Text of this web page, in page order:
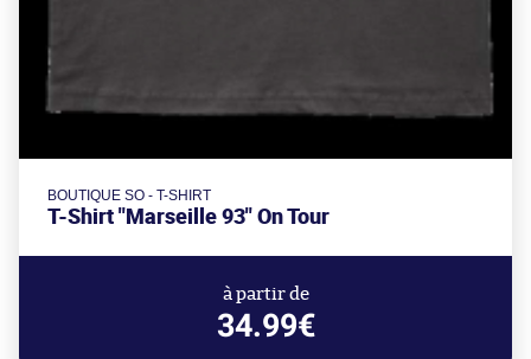
BOUTIQUE SO - T-SHIRT
T-Shirt "Marseille 93" On Tour
à partir de
34.99€